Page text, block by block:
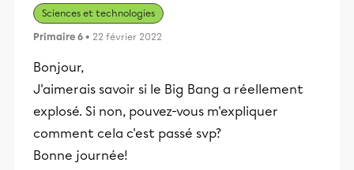
Sciences et technologies
Primaire 6 • 22 février 2022
Bonjour,
J'aimerais savoir si le Big Bang a réellement
explosé. Si non, pouvez-vous m'expliquer
comment cela c'est passé svp?
Bonne journée!